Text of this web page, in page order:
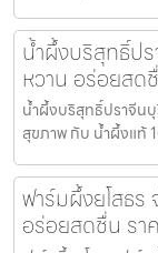
น้ำผึ้งบริสุทธิ์ป
หวาน อร่อยสด
น้ำผึ้งบริสุทธิ์ปราจีน
สุขภาพ กับ น้ำผึ้งแท้
ฟาร์มผึ้งยโสธร
อร่อยสดชื่น รา